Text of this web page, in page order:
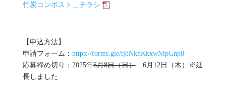
竹炭コンポスト＿チラシ
【申込方法】
申請フォーム： https://forms.gle/tj8NkhKkxwNipGnp8
応募締め切り：2025年6月8日（日）6月12日（木）※延
長しました